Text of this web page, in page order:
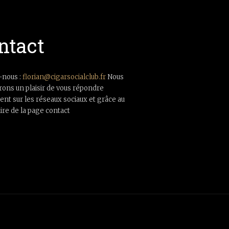
nous :florian@cigarsocialclub.frNous
un plaisir de vous répondre
sur les réseaux sociaux et grâce au
de la page contact